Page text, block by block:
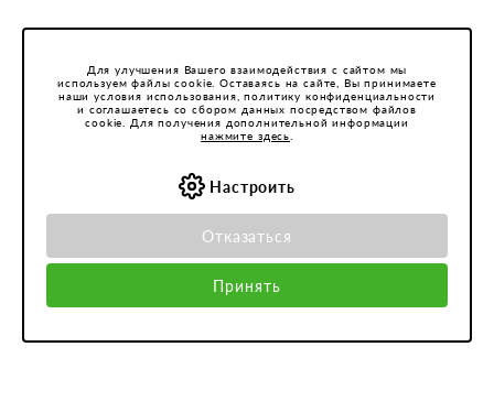
Для улучшения Вашего взаимодействия с сайтом мы
используем файлы cookie. Оставаясь на сайте, Вы принимаете
наши условия использования, политику конфиденциальности
и соглашаетесь со сбором данных посредством файлов
cookie. Для получения дополнительной информации
нажмите здесь
Настроить
Отказаться
Принять